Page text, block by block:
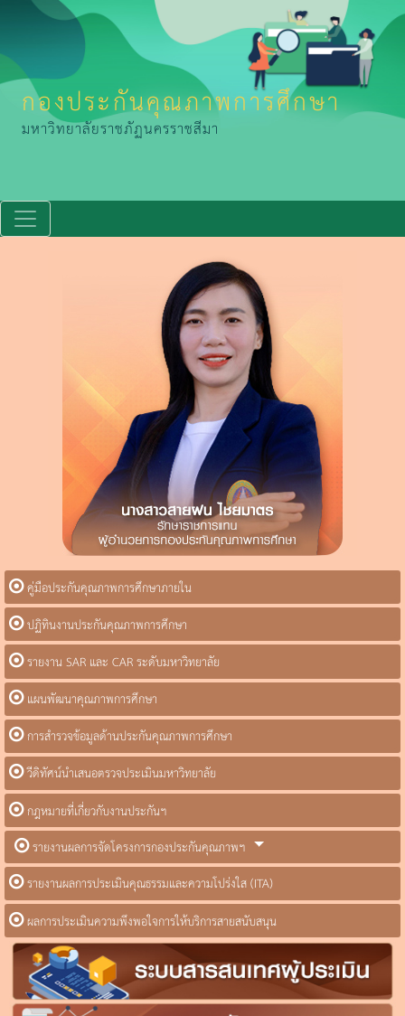
กองประกันคุณภาพการศึกษา
มหาวิทยาลัยราชภัฏนครราชสีมา
คู่มือประกันคุณภาพการศึกษาภายใน
ปฏิทินงานประกันคุณภาพการศึกษา
รายงาน SAR และ CAR ระดับมหาวิทยาลัย
แผนพัฒนาคุณภาพการศึกษา
การสำรวจข้อมูลด้านประกันคุณภาพการศึกษา
วีดิทัศน์นำเสนอตรวจประเมินมหาวิทยาลัย
กฎหมายที่เกี่ยวกับงานประกันฯ
รายงานผลการจัดโครงการกองประกันคุณภาพฯ
รายงานผลการประเมินคุณธรรมและความโปร่งใส (ITA)
ผลการประเมินความพึงพอใจการให้บริการสายสนับสนุน